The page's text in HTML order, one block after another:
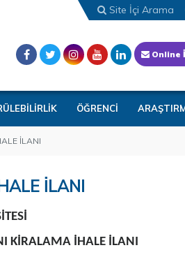
Site İçi Arama
Online
ÖĞRENCİ
İLANI
İLANI
KİRALAMA İHALE İLANI